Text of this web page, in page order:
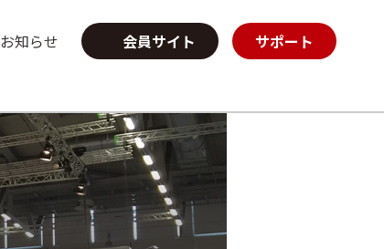
お知らせ 会員サイト サポート